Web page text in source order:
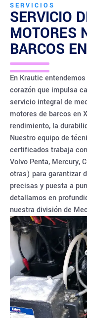
SERVICIOS
SERVICIO
MOTORES
BARCOS EN
En Krautic
corazón que impulsa
servicio integral de
motores de barcos en
rendimiento, la
Nuestro equipo de
certificados trabaja
Volvo Penta, Mercury,
otras) para garantizar
precisas y puesta a
detallamos en
nuestra división de